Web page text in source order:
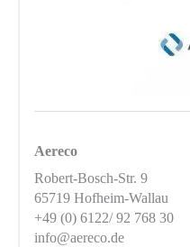
Aereco
Robert-Bosch-Str. 9
65719 Hofheim-Wallau
+49 (0) 6122/ 92 768 30
info@aereco.de